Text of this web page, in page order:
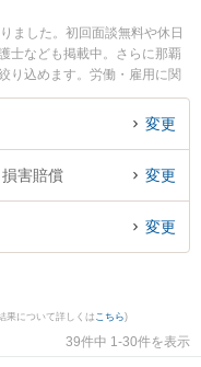
ました。初回面談無料や休日
士なども掲載中。さらに那覇
り込めます。労働・雇用に関
分野での絞り込み検索もでき
ィスの下地 寛隆弁護士やベリ
のトラブルを今すぐに弁護士
績豊富な近くの弁護士を検索
できる沖縄県内の弁護士に相
変更
害賠償 変更
変更
果について詳しくは こちら)
39件中 1-30件を表示